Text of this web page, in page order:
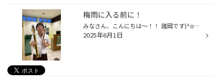
梅雨に入る前に！
みなさん、こんにちは〜！！ 諸岡です)^o^( 突然ですが、みなさんもう少しで梅雨に入りますね！ 雨の日が多くなってきますが、みなさんお車のワイパーの状態大丈夫ですか？ 最近交換をしていないお客様、ぜひ当店にお任せください♪ タイヤ館 うしく上柏田店 〒300-1232茨城県牛久市上柏田4-60-15 タ...
2025年6月1日